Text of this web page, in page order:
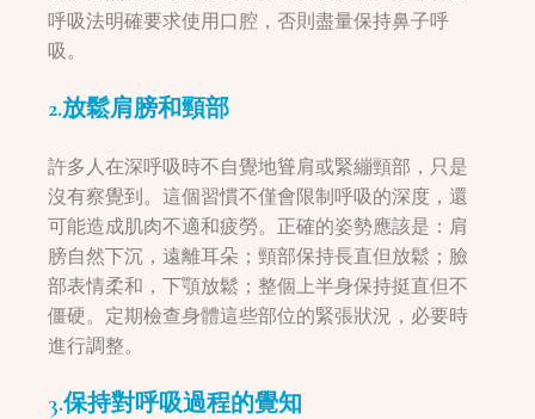
呼吸法明確要求使用口腔，否則盡量保持鼻子呼
吸。
2.放鬆肩膀和頸部
許多人在深呼吸時不自覺地聳肩或緊繃頸部，只是
沒有察覺到。這個習慣不僅會限制呼吸的深度，還
可能造成肌肉不適和疲勞。正確的姿勢應該是：肩
膀自然下沉，遠離耳朵；頸部保持長直但放鬆；臉
部表情柔和，下顎放鬆；整個上半身保持挺直但不
僵硬。定期檢查身體這些部位的緊張狀況，必要時
進行調整。
3.保持對呼吸過程的覺知